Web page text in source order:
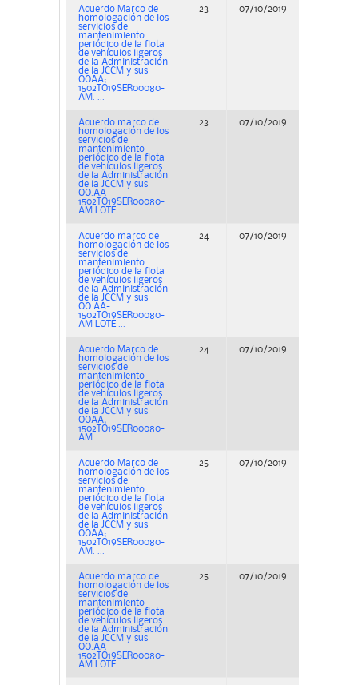
Acuerdo Marco de
homologación de los
servicios de
mantenimiento
periódico de la flota
de vehículos ligeros
de la Administración
de la JCCM y sus
OOAA;
1502TO19SER00080-
AM. ...
23 07/10/2019
Acuerdo marco de
homologación de los
servicios de
mantenimiento
periódico de la flota
de vehículos ligeros
de la Administración
de la JCCM y sus
OO.AA-
1502TO19SER00080-
AM LOTE ...
23 07/10/2019
Acuerdo marco de
homologación de los
servicios de
mantenimiento
periódico de la flota
de vehículos ligeros
de la Administración
de la JCCM y sus
OO.AA-
1502TO19SER00080-
AM LOTE ...
24 07/10/2019
Acuerdo Marco de
homologación de los
servicios de
mantenimiento
periódico de la flota
de vehículos ligeros
de la Administración
de la JCCM y sus
OOAA;
1502TO19SER00080-
AM. ...
24 07/10/2019
Acuerdo Marco de
homologación de los
servicios de
mantenimiento
periódico de la flota
de vehículos ligeros
de la Administración
de la JCCM y sus
OOAA;
1502TO19SER00080-
AM. ...
25 07/10/2019
Acuerdo marco de
homologación de los
servicios de
mantenimiento
periódico de la flota
de vehículos ligeros
de la Administración
de la JCCM y sus
OO.AA-
1502TO19SER00080-
AM LOTE ...
25 07/10/2019